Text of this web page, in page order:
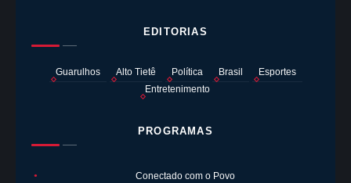
EDITORIAS
Guarulhos Alto Tietê Política Brasil
Esportes
Entretenimento
PROGRAMAS
● Conectado com o Povo